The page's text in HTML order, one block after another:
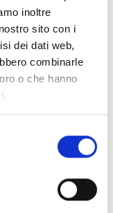
inoltre
sito con i
dei dati web,
combinarle
o che hanno
les
elles